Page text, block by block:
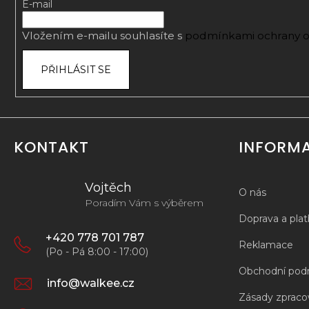
E-mail
Vložením e-mailu souhlasíte s podmínkami ochrany
PŘIHLÁSIT SE
KONTAKT
Vojtěch
Poradím Vám s výběrem
+420 778 701 787
(Po - Pá 8:00 - 17:00)
info@walkee.cz
O nás
Doprava a
Reklamace
Obchodní
Zásady